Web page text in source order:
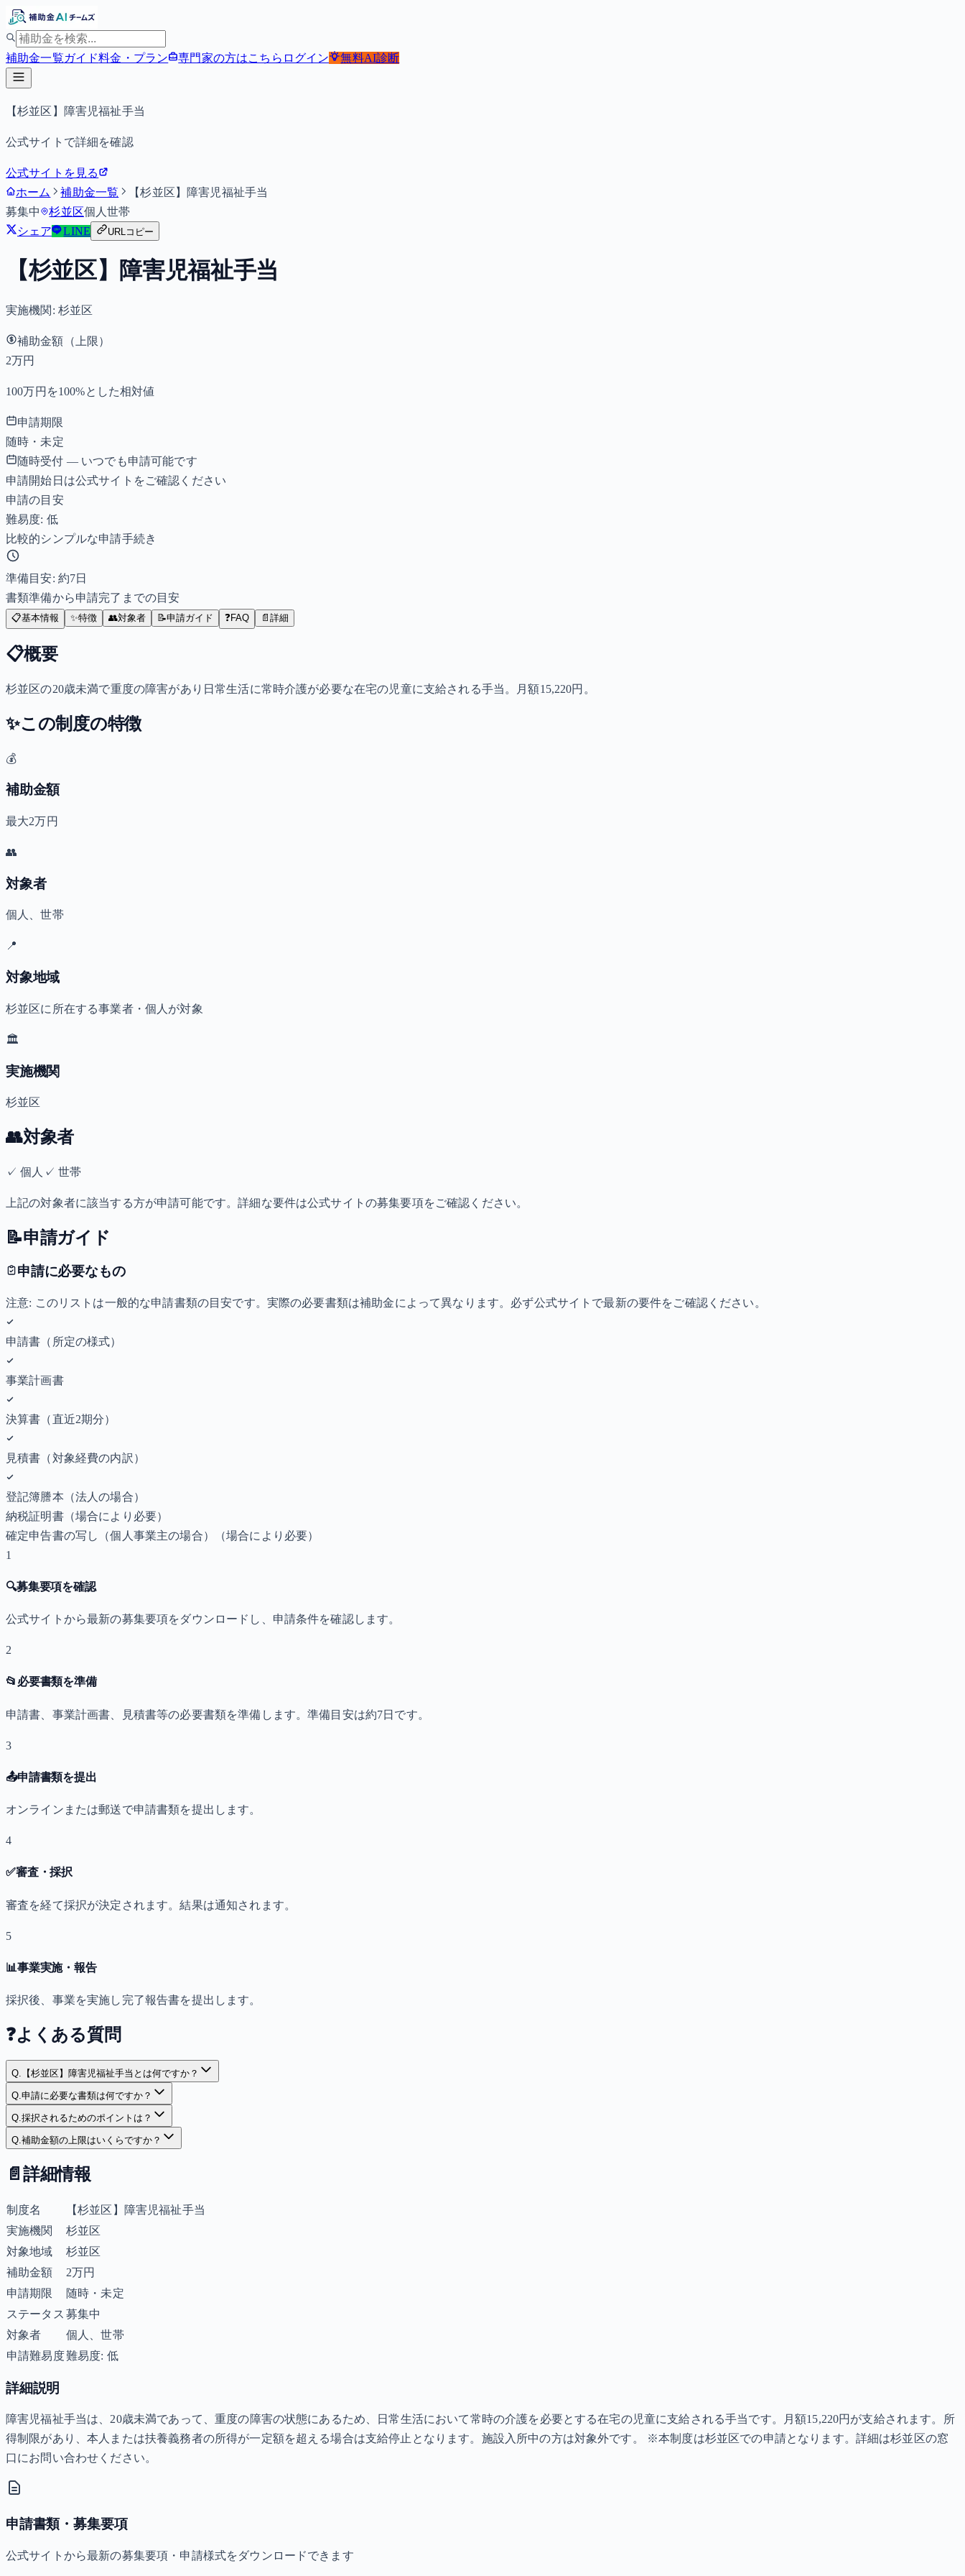
補助金一覧ガイド料金・プラン 専門家の方はこちら ログイン 無料AI診断
【杉並区】障害児福祉手当
公式サイトで詳細を確認
公式サイトを見る
ホーム
補助金一覧
【杉並区】障害児福祉手当
募集中
杉並区個人世帯
シェア
LINE URLコピー
【杉並区】障害児福祉手当
実施機関: 杉並区
補助金額（上限）
2万円
100万円を100%とした相対値
申請期限
随時・未定
随時受付 — いつでも申請可能です
申請開始日は公式サイトをご確認ください
申請の目安
難易度: 低
比較的シンプルな申請手続き
準備目安: 約7日
書類準備から申請完了までの目安
📋基本情報 ✨特徴 👥対象者 📝申請ガイド ❓FAQ 📄 詳細
📋概要
杉並区の20歳未満で重度の障害があり日常生活に常時介護が必要な在宅の児童に支給される手当。月額15,220円。
✨この制度の特徴
💰
補助金額
最大2万円
👥
対象者
個人、世帯
📍
対象地域
杉並区に所在する事業者・個人が対象
🏛️
実施機関
杉並区
👥対象者
✓個人 ✓ 世帯
上記の対象者に該当する方が申請可能です。詳細な要件は公式サイトの募集要項をご確認ください。
📝申請ガイド
申請に必要なもの
注意: このリストは一般的な申請書類の目安です。実際の必要書類は補助金によって異なります。必ず公式サイトで最新の要件をご確認ください。
申請書（所定の様式）
事業計画書
決算書（直近2期分）
見積書（対象経費の内訳）
登記簿謄本（法人の場合）
納税証明書（場合により必要）
確定申告書の写し（個人事業主の場合）
（場合により必要）
1
🔍募集要項を確認
公式サイトから最新の募集要項をダウンロードし、申請条件を確認します。
2
📂 必要書類を準備
申請書、事業計画書、見積書等の必要書類を準備します。準備目安は約7日です。
3
📤申請書類を提出
オンラインまたは郵送で申請書類を提出します。
4
✅審査・採択
審査を経て採択が決定されます。結果は通知されます。
5
📊事業実施・報告
採択後、事業を実施し完了報告書を提出します。
❓よくある質問
Q. 【杉並区】障害児福祉手当とは何ですか？
Q.申請に必要な書類は何ですか？
Q.採択されるためのポイントは？
Q.補助金額の上限はいくらですか？
📄 詳細情報
制度名
【杉並区】障害児福祉手当
実施機関
杉並区
対象地域
杉並区
補助金額
2万円
申請期限
随時・未定
ステータス 募集中
対象者
個人、世帯
申請難易度難易度: 低
詳細説明
障害児福祉手当は、20歳未満であって、重度の障害の状態にあるため、日常生活において常時の介護を必要とする在宅の児童に支給される手当です。月額15,220円が支給されます。所
得制限があり、本人または扶養義務者の所得が一定額を超える場合は支給停止となります。施設入所中の方は対象外です。 ※本制度は杉並区での申請となります。詳細は杉並区の窓
口にお問い合わせください。
申請書類・募集要項
公式サイトから最新の募集要項・申請様式をダウンロードできます